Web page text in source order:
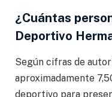
¿Cuántas
Deportivo
Según cifras de
aproximadamente
deportivo para